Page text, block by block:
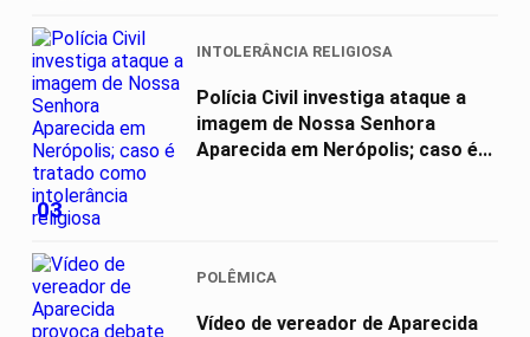
03
INTOLERÂNCIA RELIGIOSA
Polícia Civil investiga ataque a
imagem de Nossa Senhora
Aparecida em Nerópolis; caso é...
POLÊMICA
Vídeo de vereador de Aparecida